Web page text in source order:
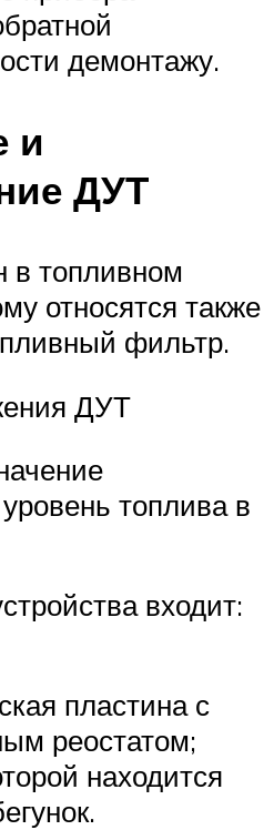
демонтажу.
и
ДУТ
в топливном
относятся также
фильтр.
ДУТ
топлива в
входит:
пластина с
реостатом;
находится